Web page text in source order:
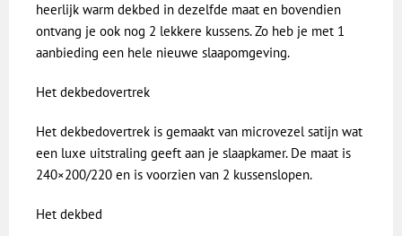
heerlijk warm dekbed in dezelfde maat en bovendien
ontvang je ook nog 2 lekkere kussens. Zo heb je met 1
aanbieding een hele nieuwe slaapomgeving.
Het dekbedovertrek
Het dekbedovertrek is gemaakt van microvezel satijn wat
een luxe uitstraling geeft aan je slaapkamer. De maat is
240×200/220 en is voorzien van 2 kussenslopen.
Het dekbed